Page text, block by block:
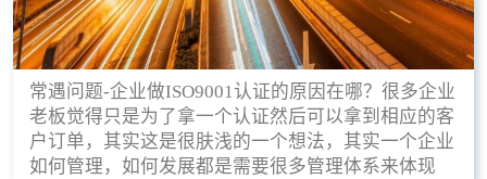
常遇问题-企业做ISO9001认证的原因在哪？很多企业
老板觉得只是为了拿一个认证然后可以拿到相应的客
户订单，其实这是很肤浅的一个想法，其实一个企业
如何管理，如何发展都是需要很多管理体系来体现